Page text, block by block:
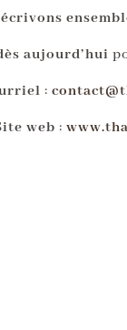
aujourd’hui
:
web :